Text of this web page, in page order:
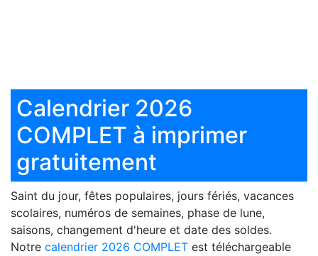
Calendrier 2026
COMPLET à imprimer
gratuitement
Saint du jour, fêtes populaires, jours fériés, vacances
scolaires, numéros de semaines, phase de lune,
saisons, changement d'heure et date des soldes.
Notre calendrier 2026 COMPLET est téléchargeable